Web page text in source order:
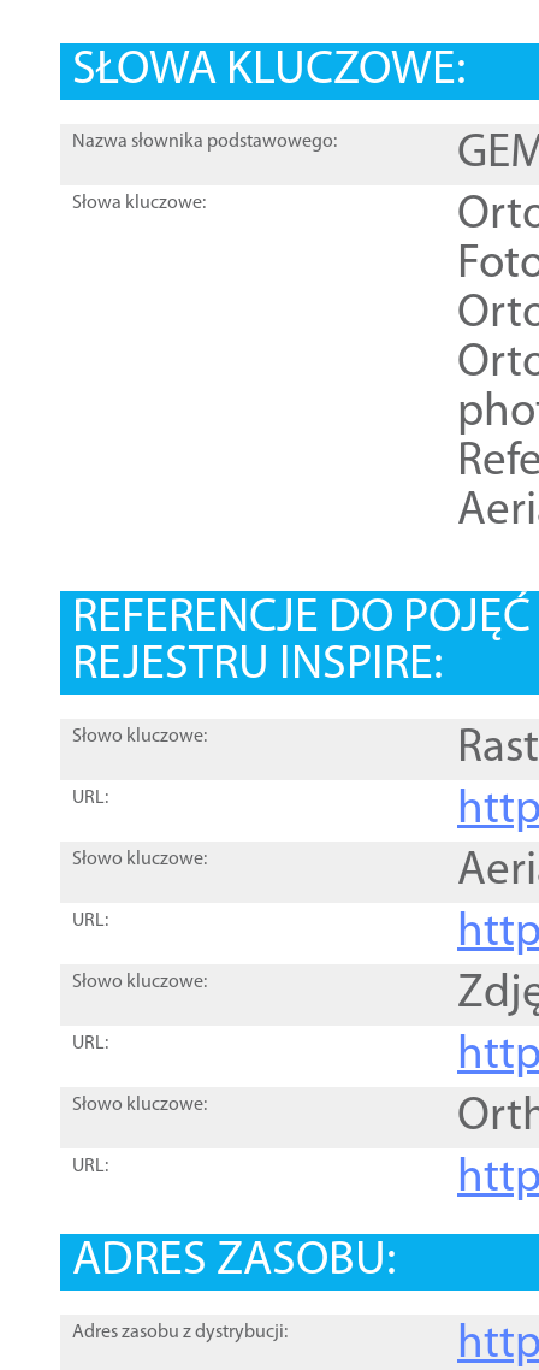
SŁOWA KLUCZOWE:
Nazwa słownika podstawowego:
Słowa kluczowe:
REFERENCJE DO
REJESTRU INSPIRE:
Słowo kluczowe:
URL:
Słowo kluczowe:
URL:
Słowo kluczowe:
URL:
Słowo kluczowe:
URL:
ADRES ZASOBU:
Adres zasobu z dystrybucji: